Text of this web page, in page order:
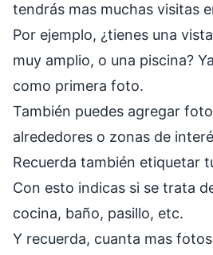
tendrás mas muchas visitas
Por ejemplo, ¿tienes una
muy amplio, o una piscina?
como primera foto.
También puedes agregar
alrededores o zonas de
Recuerda también etiquetar
Con esto indicas si se trata
cocina, baño, pasillo, etc.
Y recuerda, cuanta mas